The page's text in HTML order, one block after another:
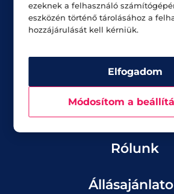
Üzletek
Akciók
Rólunk
ezeknek a felhasználó
eszközén történő tárolásához a
hozzájárulását kell kérniük.
Elfogadom
Módosítom a